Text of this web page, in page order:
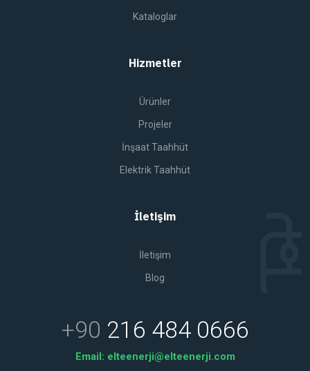
Kataloglar
Hizmetler
Ürünler
Projeler
İnşaat Taahhüt
Elektrik Taahhüt
İletişim
İletişim
Blog
+90 216 484 0666
Email: elteenerji@elteenerji.com